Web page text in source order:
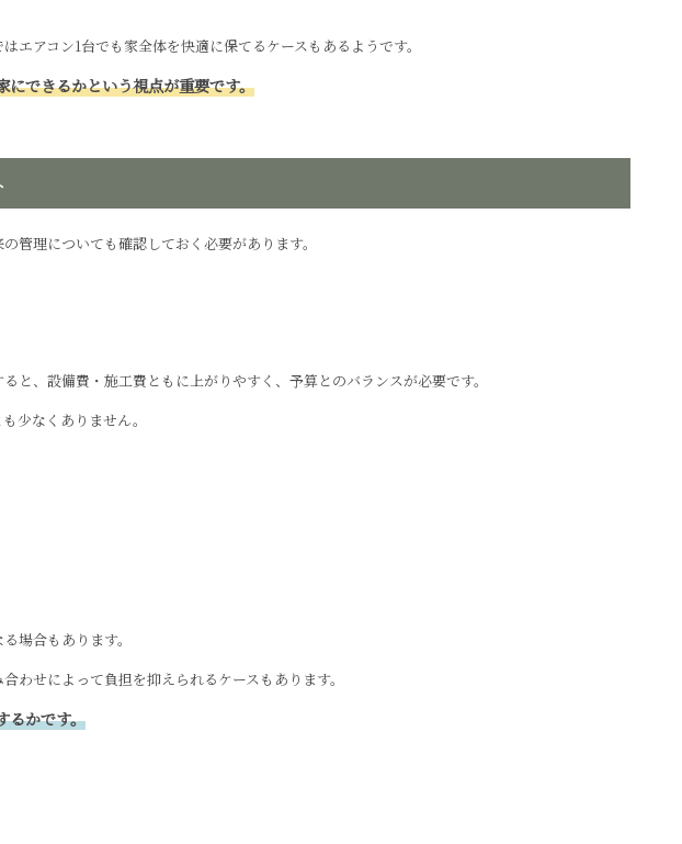
アコン1台でも家全体を快適に保てるケースもあるようです。
できるかという視点が重要です。
管理についても確認しておく必要があります。
、設備費・施工費ともに上がりやすく、予算とのバランスが必要です。
少なくありません。
場合もあります。
わせによって負担を抑えられるケースもあります。
るかです。